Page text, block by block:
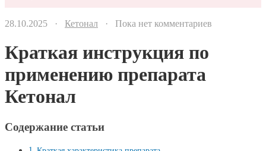
28.10.2025 · Кетонал · Пока нет комментариев
Краткая инструкция по
применению препарата
Кетонал
Содержание статьи